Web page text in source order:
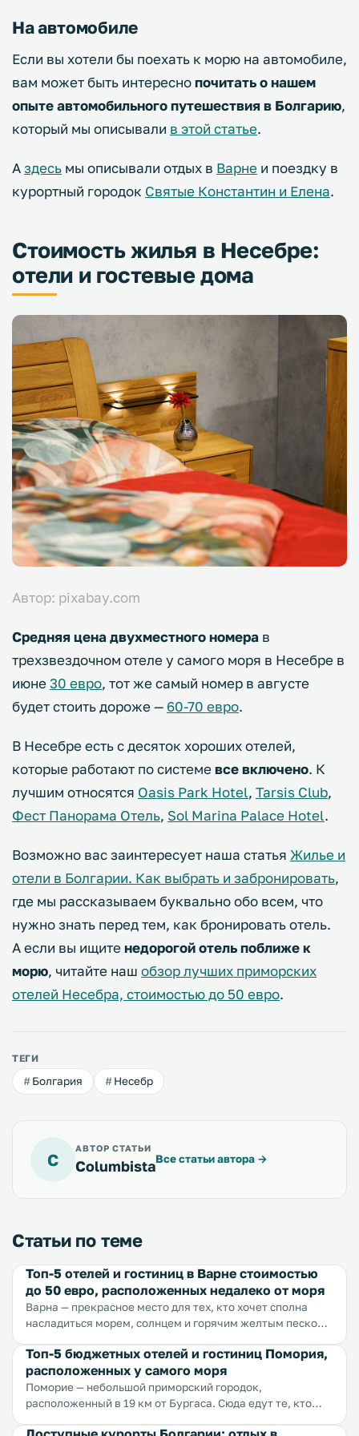
На автомобиле
Если вы хотели бы поехать к морю на автомобиле,
вам может быть интереснопочитать о нашем
опыте автомобильного путешествия в Болгарию,
который мы описывали в этой статье.
Аздесь мы описывали отдых в Варне и поездку в
курортный городок Святые Константин и Елена.
Стоимость жилья в Несебре:
отели и гостевые дома
Автор: pixabay.com
Средняя цена двухместного номера в
трехзвездочном отеле у самого моря в Несебре в
июне 30 евро, тот же самый номер в августе
будет стоить дороже — 60-70 евро.
В Несебре есть с десяток хороших отелей,
которые работают по системе все включено. К
лучшим относятся Oasis Park Hotel, Tarsis Club,
Фест Панорама Отель, Sol Marina Palace Hotel.
Возможно вас заинтересует наша статья Жилье и
отели в Болгарии. Как выбрать и забронировать,
где мы рассказываем буквально обо всем, что
нужно знать перед тем, как бронировать отель.
А если вы ищите недорогой отель поближе к
морю, читайте наш обзор лучших приморских
отелей Несебра, стоимостью до 50 евро.
ТЕГИ
Болгария Несебр
C
АВТОР СТАТЬИ
ColumbistaВсе статьи автора →
Статьи по теме
Топ-5 отелей и гостиниц в Варне стоимостью
до 50 евро, расположенных недалеко от моря
Варна — прекрасное место для тех, кто хочет сполна
насладиться морем, солнцем и горячим желтым песком.
достопримечательностях, общественном транспорте,
торговых центрах, ценах и массе других интересных и
нужных вещей. Сегодня мы расскажем о том, какой
отель в Варне выбрать, чтобы жить поближе к морю и
Топ-5 бюджетных отелей и гостиниц Помория,
расположенных у самого моря
Поморие — небольшой приморский городок,
расположенный в 19 км от Бургаса. Сюда едут те, кто